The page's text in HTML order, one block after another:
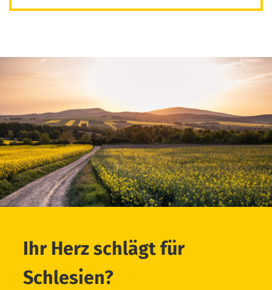
Ihr Herz schlägt für
Schlesien?